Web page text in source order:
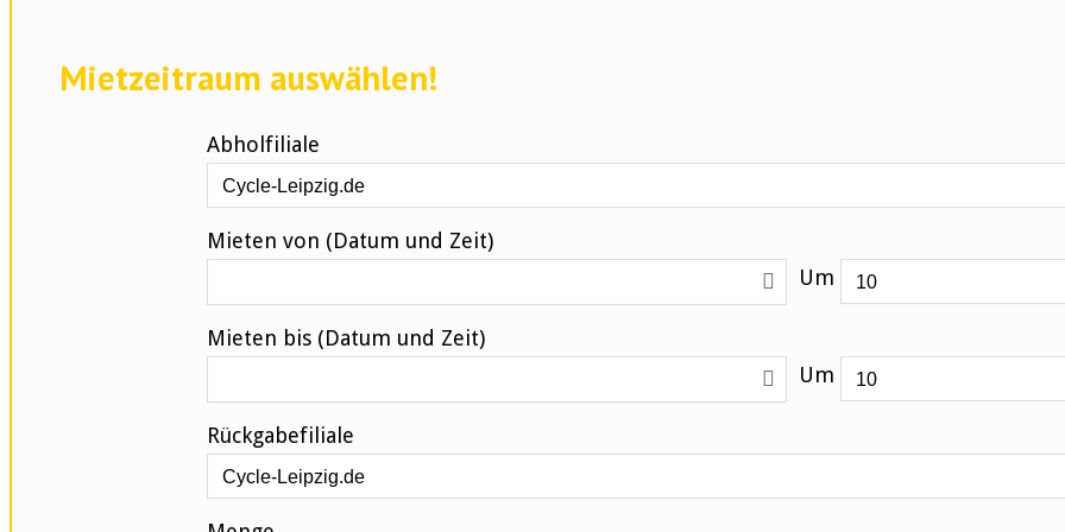
Mietzeitraum auswählen!
Abholfiliale
Mieten von (Datum und Zeit)
Um
Mieten bis (Datum und Zeit)
Um
Rückgabefiliale